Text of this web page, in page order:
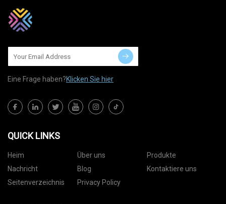
Eine Frage haben?Klicken Sie hier
QUICK LINKS
Heim Über uns
Produkte
Nachricht
Blog
Kontaktiere uns
Seitenverzeichnis
Privacy Policy